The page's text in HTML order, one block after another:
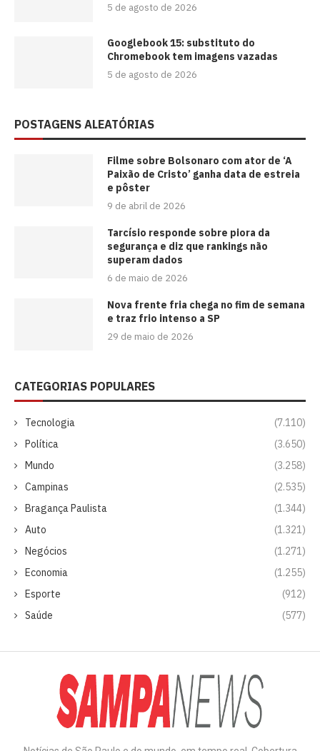
5 de agosto de 2026
Googlebook 15: substituto do
Chromebook tem imagens vazadas
5 de agosto de 2026
POSTAGENS ALEATÓRIAS
Filme sobre Bolsonaro com ator de ‘A
Paixão de Cristo’ ganha data de estreia
e pôster
9 de abril de 2026
Tarcísio responde sobre piora da
segurança e diz que rankings não
superam dados
6 de maio de 2026
Nova frente fria chega no fim de semana
e traz frio intenso a SP
29 de maio de 2026
CATEGORIAS POPULARES
Tecnologia
(7.110)
Política
(3.650)
Mundo
(3.258)
Campinas
(2.535)
Bragança Paulista
(1.344)
Auto
(1.321)
Negócios
(1.271)
Economia
(1.255)
Esporte
(912)
Saúde
(577)